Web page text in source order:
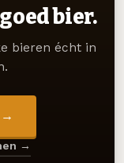
bier.
bieren écht in
→
→